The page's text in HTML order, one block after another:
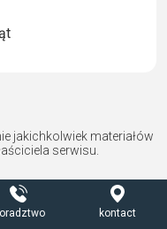
kontact
jakichkolwiek materiałów
serwisu.